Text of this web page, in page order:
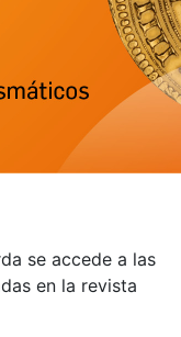
se accede a las
en la revista